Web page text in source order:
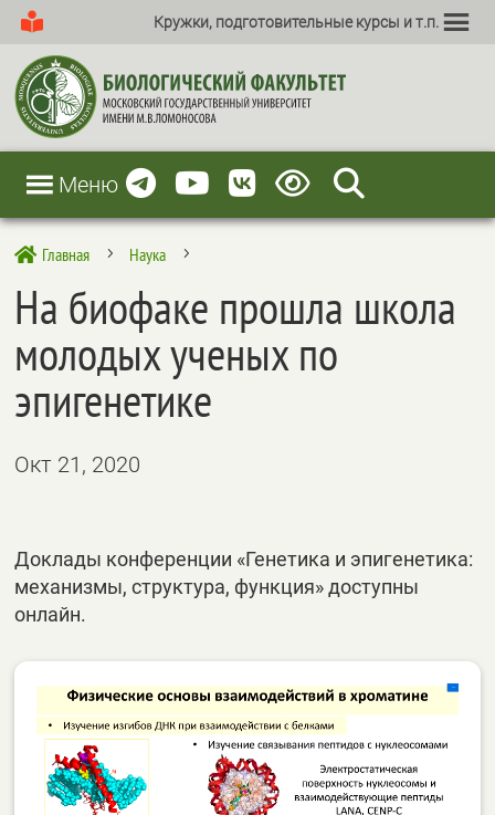
Кружки, подготовительные курсы и т.п.
Меню
 Главная 5 Наука 5
На биофаке прошла школа
молодых ученых по
эпигенетике
Окт 21, 2020
Доклады конференции «Генетика и эпигенетика:
механизмы, структура, функция» доступны
онлайн.